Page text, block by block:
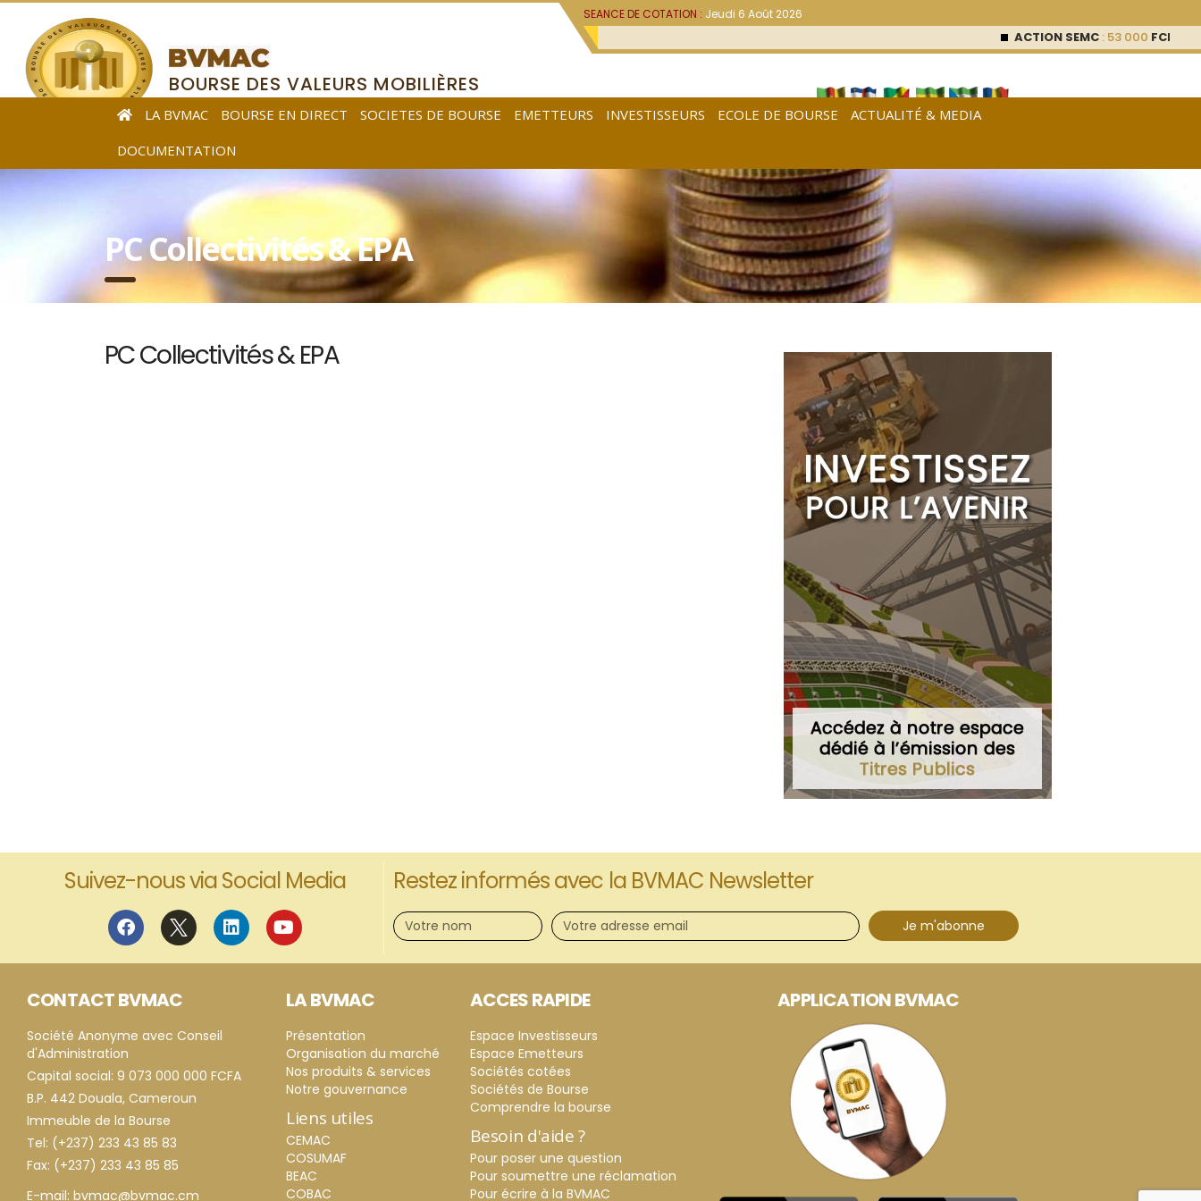
SEANCE DE COTATION : Jeudi 6 Août 2026
ACTION SEMC: 53 000FCFA (0 %)
BOURSE DES VALEURS MOBILIÈRES
DE L’AFRIQUE CENTRALE
LA BVMAC BOURSE EN DIRECT SOCIETES DE BOURSE EMETTEURS INVESTISSEURS ECOLE DE BOURSE
ACTUALITÉ & MEDIA
DOCUMENTATION
PC Collectivités & EPA
PC Collectivités & EPA
Suivez-nous via Social Media Restez informés avec la BVMAC Newsletter
Je m'abonne
CONTACT BVMAC
Société Anonyme avec Conseil
d'Administration
Capital social: 9 073 000 000 FCFA
B.P. 442 Douala, Cameroun
Immeuble de la Bourse
Tel: (+237) 233 43 85 83
Fax: (+237) 233 43 85 85
E-mail: bvmac@bvmac.cm
LA BVMAC
Présentation
Organisation du marché
Nos produits & services
Notre gouvernance
Liens utiles
CEMAC
COSUMAF
BEAC
COBAC
ACCES RAPIDE
Espace Investisseurs
Espace Emetteurs
Sociétés cotées
Sociétés de Bourse
Comprendre la bourse
Besoin d'aide ?
Pour poser une question
Pour soumettre une réclamation
Pour écrire à la BVMAC
APPLICATION BVMAC